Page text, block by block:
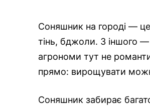
Соняшник на городі —
тінь, бджоли. З іншого —
агрономи тут не
прямо: вирощувати
Соняшник забирає